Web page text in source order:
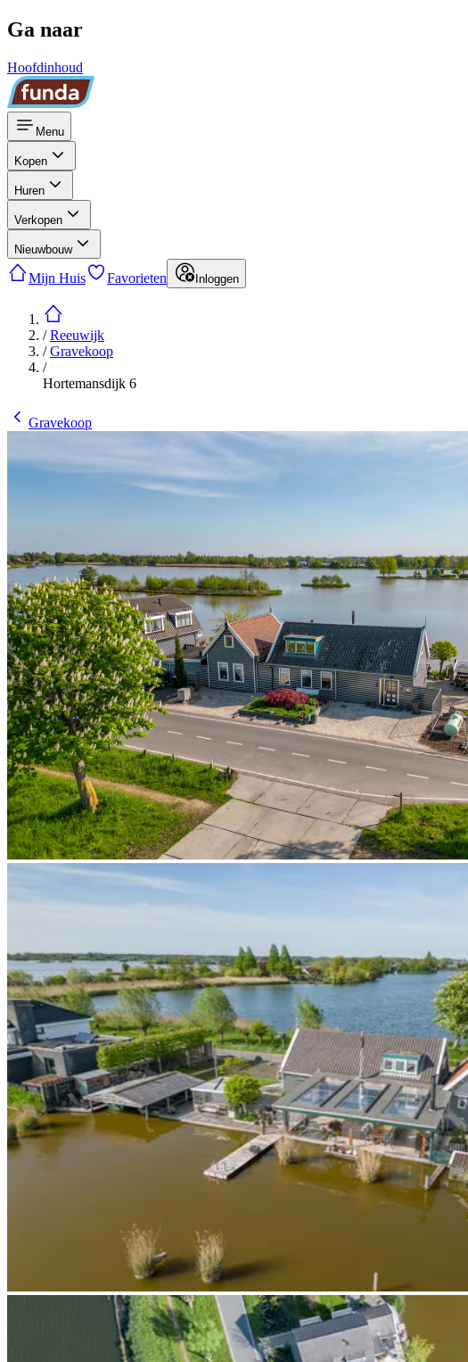
Ga naar
Hoofdinhoud
Menu
Kopen
Huren
Verkopen
Nieuwbouw
Mijn Huis Favorieten Inloggen
/Reeuwijk
/Gravekoop
/
Hortemansdijk 6
Gravekoop